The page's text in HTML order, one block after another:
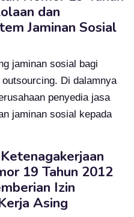
dan
Jaminan Sosial
jaminan sosial bagi
Di dalamnya
penyedia jasa
jaminan sosial kepada
19 Tahun 2012
Izin
Asing